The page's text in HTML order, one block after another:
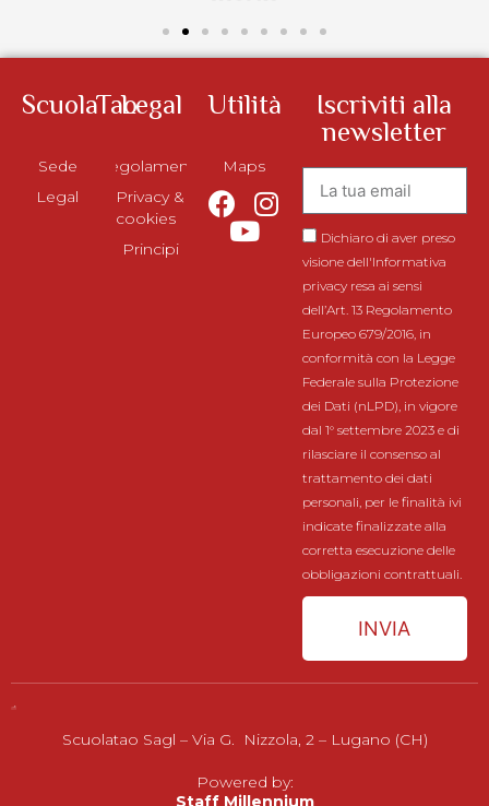
ScuolaTao
Sede
Legal
Legal
Regolamento
Privacy &
cookies
Principi
Utilità
Maps
Iscriviti alla
newsletter
Dichiaro di aver preso
visione dell'Informativa
privacy resa ai sensi
dell’Art. 13 Regolamento
Europeo 679/2016, in
conformità con la Legge
Federale sulla Protezione
dei Dati (nLPD), in vigore
dal 1° settembre 2023 e di
rilasciare il consenso al
trattamento dei dati
personali, per le finalità ivi
indicate finalizzate alla
corretta esecuzione delle
obbligazioni contrattuali.
INVIA
Scuolatao Sagl – Via G. Nizzola, 2 – Lugano (CH)
Powered by:
Staff Millennium